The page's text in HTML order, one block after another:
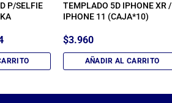
P/SELFIE
El
actual
es:
$8.584.
TEMPLADO 5D IPHONE XR /
IPHONE 11 (CAJA*10)
$3.960
AÑADIR AL CARRITO